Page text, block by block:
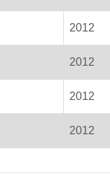
2012
2012
2012
2012